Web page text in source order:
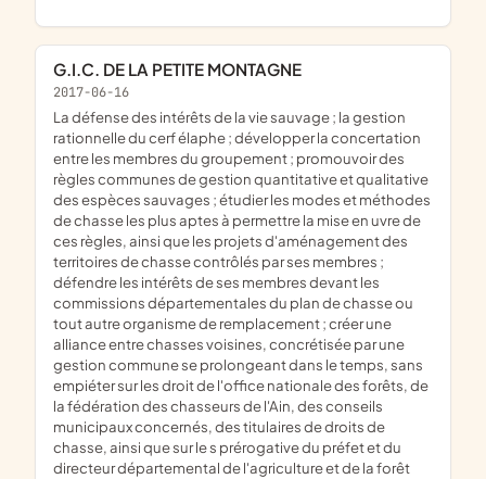
G.I.C. DE LA PETITE MONTAGNE
2017-06-16
la défense des intérêts de la vie sauvage ; la gestion
rationnelle du cerf élaphe ; développer la concertation
entre les membres du groupement ; promouvoir des
règles communes de gestion quantitative et qualitative
des espèces sauvages ; étudier les modes et méthodes
de chasse les plus aptes à permettre la mise en uvre de
ces règles, ainsi que les projets d'aménagement des
territoires de chasse contrôlés par ses membres ;
défendre les intérêts de ses membres devant les
commissions départementales du plan de chasse ou
tout autre organisme de remplacement ; créer une
alliance entre chasses voisines, concrétisée par une
gestion commune se prolongeant dans le temps, sans
empiéter sur les droit de l'office nationale des forêts, de
la fédération des chasseurs de l'Ain, des conseils
municipaux concernés, des titulaires de droits de
chasse, ainsi que sur le s prérogative du préfet et du
directeur départemental de l'agriculture et de la forêt